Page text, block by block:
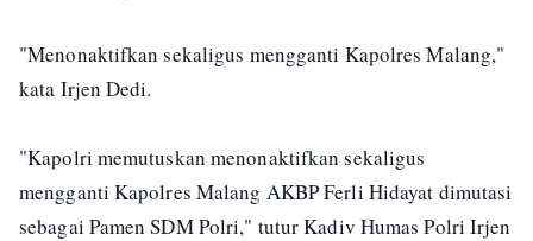
"Menonaktifkan sekaligus mengganti Kapolres Malang,"
kata Irjen Dedi.
"Kapolri memutuskan menonaktifkan sekaligus
mengganti Kapolres Malang AKBP Ferli Hidayat dimutasi
sebagai Pamen SDM Polri," tutur Kadiv Humas Polri Irjen